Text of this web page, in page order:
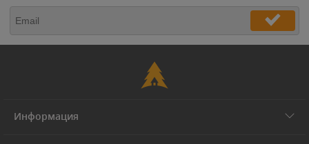
Информация